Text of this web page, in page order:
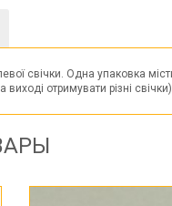
свічки. Одна упаковка
отримувати різні свічки)